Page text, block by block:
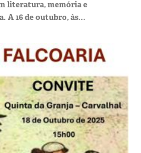
literatura, memória e
A 16 de outubro, às...